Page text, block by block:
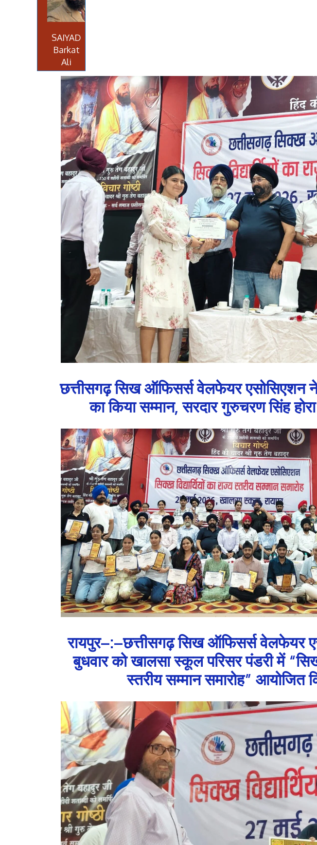
SAIYAD
Barkat
Ali
छत्तीसगढ़ सिख ऑफिसर्स वेलफेयर एसोसिएशन ने
का किया सम्मान, सरदार गुरुचरण सिंह
रायपुर–:–छत्तीसगढ़ सिख ऑफिसर्स वेलफेयर
बुधवार को खालसा स्कूल परिसर पंडरी में “सिख
स्तरीय सम्मान समारोह” आयोजित